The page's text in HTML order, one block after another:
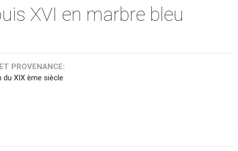
XVI en marbre bleu
PROVENANCE:
du XIX ème siècle